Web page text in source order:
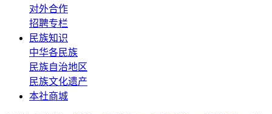
对外合作
招聘专栏
民族知识
中华各民族
民族自治地区
民族文化遗产
本社商城